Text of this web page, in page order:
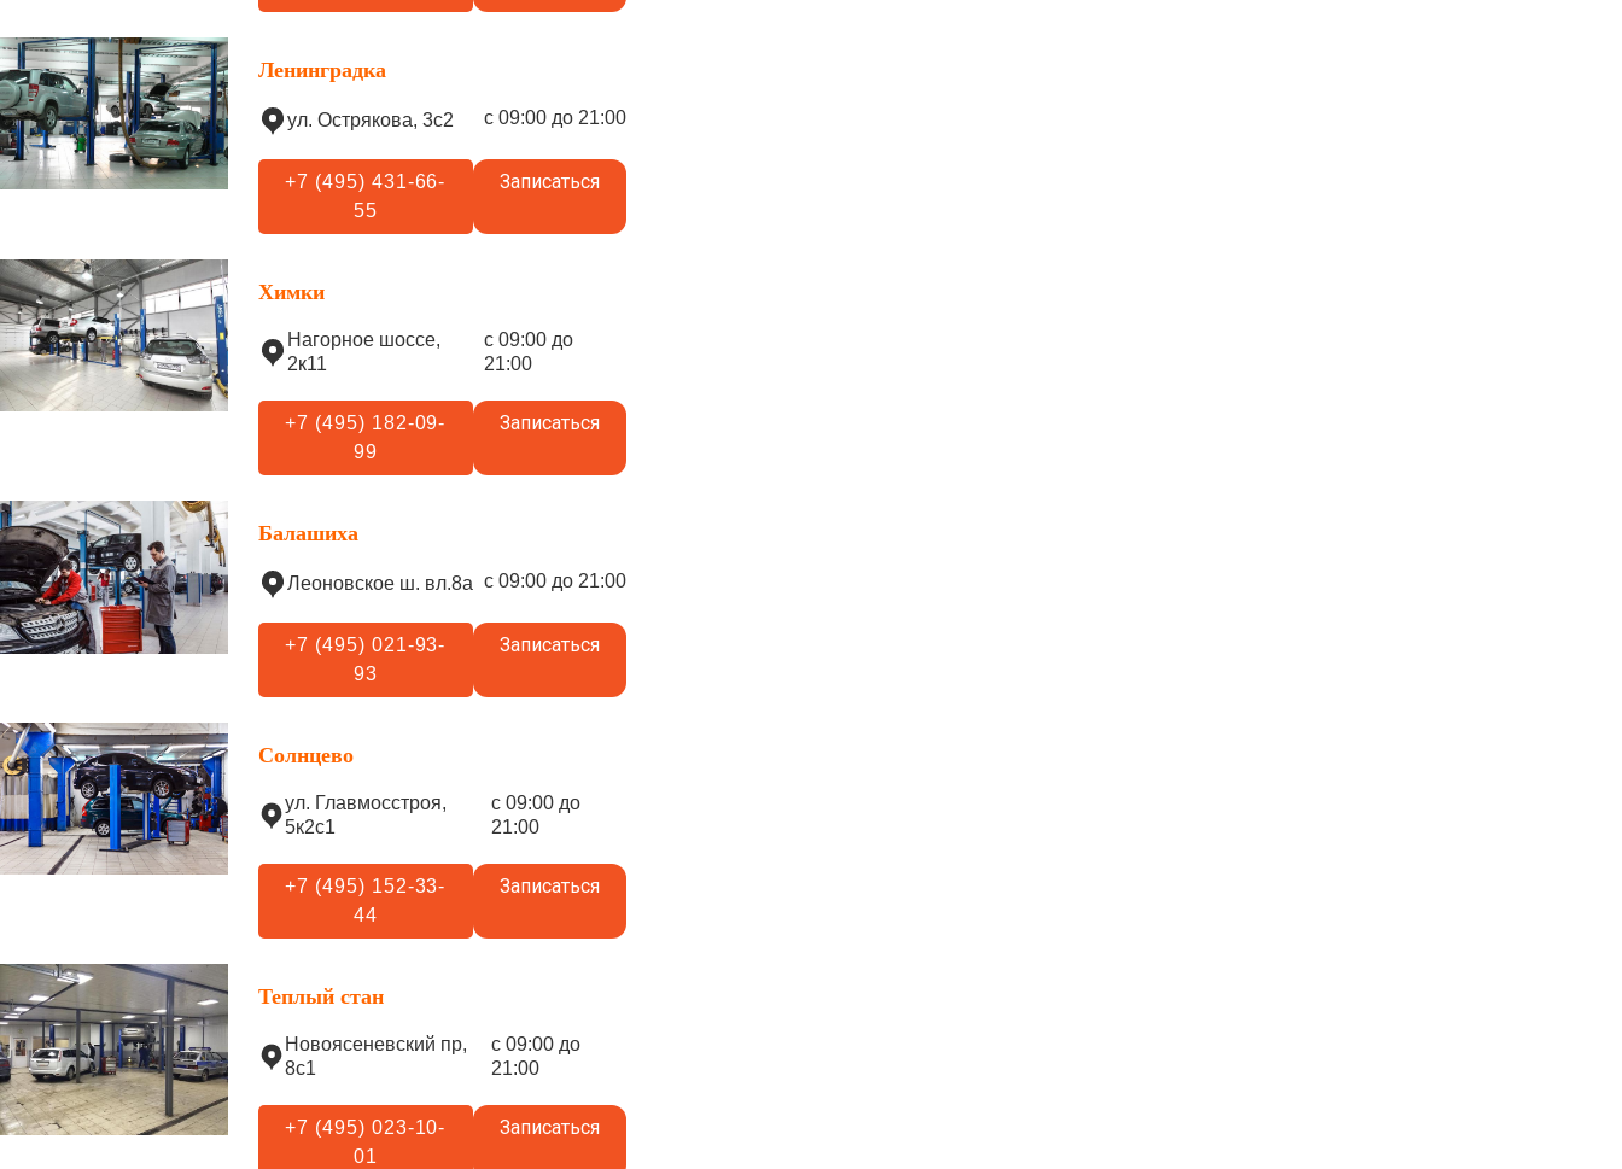
Ленинградка
ул. Острякова, 3с2 с 09:00 до 21:00
+7 (495) 431-66-
55
Записаться
Химки
Нагорное шоссе,
2к11
с 09:00 до
21:00
+7 (495) 182-09-
99
Записаться
Балашиха
Леоновское ш. вл.8а с 09:00 до 21:00
+7 (495) 021-93-
93
Записаться
Солнцево
ул. Главмосстроя,
5к2с1
с 09:00 до
21:00
+7 (495) 152-33-
44
Записаться
Теплый стан
Новоясеневский пр,
8с1
с 09:00 до
21:00
+7 (495) 023-10-
01
Записаться